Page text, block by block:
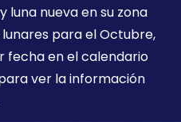
luna nueva en su zona
para el Octubre,
fecha en el calendario
ver la información